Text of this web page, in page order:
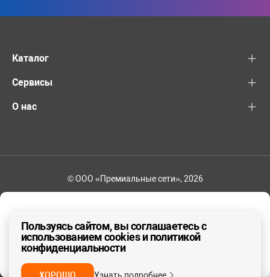
ДА, ВЕРНО
Каталог
Сервисы
О нас
© ООО «Премиальные сети», 2026
Пользуясь сайтом, вы соглашаетесь с
использованием cookies и политикой
конфиденциальности